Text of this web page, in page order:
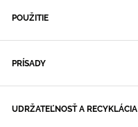
POUŽITIE
PRÍSADY
UDRŽATEĽNOSŤ A RECYKLÁCIA